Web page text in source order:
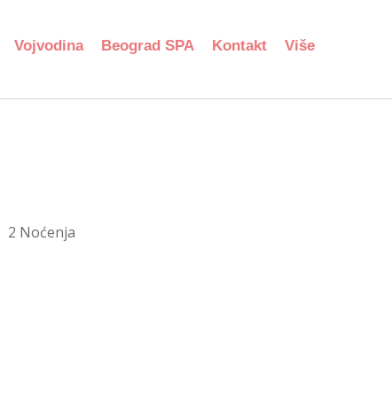
Vojvodina Beograd SPA Kontakt Više
2 Noćenja